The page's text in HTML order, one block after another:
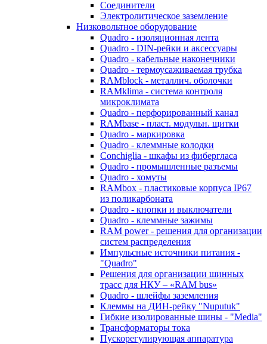
Соединители
Электролитическое заземление
Низковольтное оборудование
Quadro - изоляционная лента
Quadro - DIN-рейки и аксессуары
Quadro - кабельные наконечники
Quadro - термоусаживаемая трубка
RAMblock - металлич. оболочки
RAMklima - система контроля
микроклимата
Quadro - перфорированный канал
RAMbase - пласт. модульн. щитки
Quadro - маркировка
Quadro - клеммные колодки
Conchiglia - шкафы из фибергласа
Quadro - промышленные разъемы
Quadro - хомуты
RAMbox - пластиковые корпуса IP67
из поликарбоната
Quadro - кнопки и выключатели
Quadro - клеммные зажимы
RAM power - решения для организации
систем распределения
Импульсные источники питания -
"Quadro"
Решения для организации шинных
трасс для НКУ – «RAM bus»
Quadro - шлейфы заземления
Клеммы на ДИН-рейку "Nuputuk"
Гибкие изолированные шины - "Media"
Трансформаторы тока
Пускорегулирующая аппаратура